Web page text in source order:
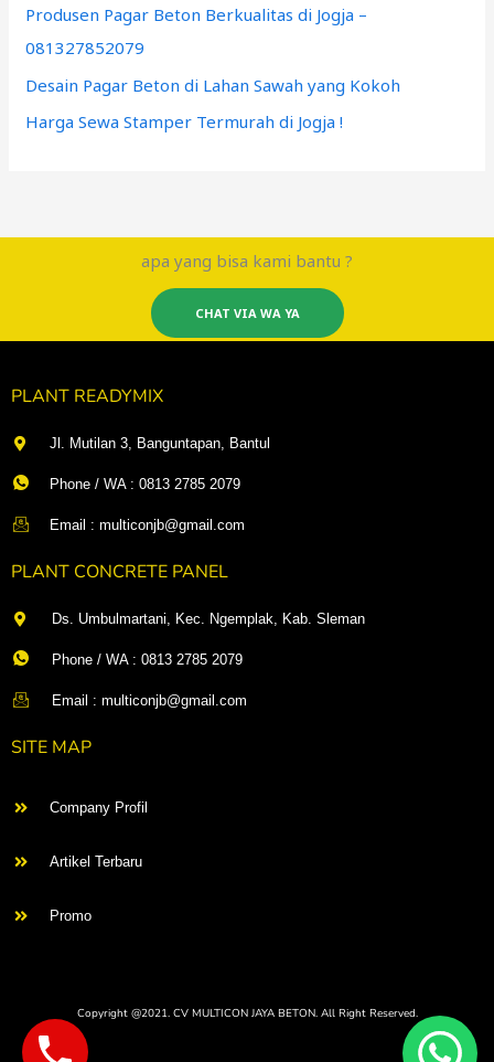
Produsen Pagar Beton Berkualitas di Jogja –
081327852079
Desain Pagar Beton di Lahan Sawah yang Kokoh
Harga Sewa Stamper Termurah di Jogja !
apa yang bisa kami bantu ?
CHAT VIA WA YA
PLANT READYMIX
Jl. Mutilan 3, Banguntapan, Bantul
Phone / WA : 0813 2785 2079
Email : multiconjb@gmail.com
PLANT CONCRETE PANEL
Ds. Umbulmartani, Kec. Ngemplak, Kab. Sleman
Phone / WA : 0813 2785 2079
Email : multiconjb@gmail.com
SITE MAP
Company Profil
Artikel Terbaru
Promo
Copyright @2021. CV MULTICON JAYA BETON. All Right Reserved.